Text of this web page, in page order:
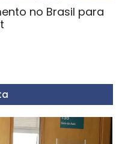
no Brasil para